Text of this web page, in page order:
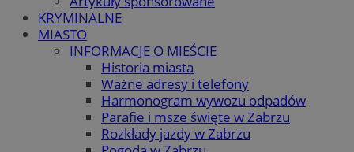
KRYMINALNE
MIASTO
INFORMACJE O MIEŚCIE
Historia miasta
Ważne adresy i telefony
Harmonogram wywozu odpadów
Parafie i msze święte w Zabrzu
Rozkłady jazdy w Zabrzu